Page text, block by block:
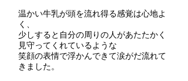
温かい牛乳が頭を流れ得る感覚は心地よ
く、
少しすると自分の周りの人があたたかく
見守ってくれているような
笑顔の表情で浮かんできて涙がだ流れて
きました。